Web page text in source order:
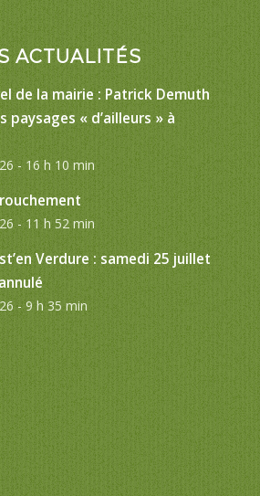
ACTUALITÉS
de la mairie : Patrick Demuth
paysages « d’ailleurs » à
- 16 h 10 min
- 11 h 52 min
Verdure : samedi 25 juillet
- 9 h 35 min